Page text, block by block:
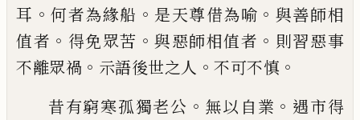
耳 。何者為緣船 。 是天尊借為喻 。 與善師相
值者 。 得免眾苦 。與惡師相值者 。 則習惡事
不離眾禍 。 示語後世之人 。 不可不慎 。
昔有窮寒孤獨老公 。 無以自業 。 遇市得